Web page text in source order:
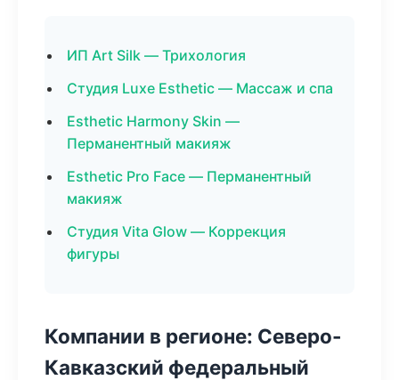
ИП Art Silk — Трихология
Студия Luxe Esthetic — Массаж и спа
Esthetic Harmony Skin —
Перманентный макияж
Esthetic Pro Face — Перманентный
макияж
Студия Vita Glow — Коррекция
фигуры
Компании в регионе: Северо-
Кавказский федеральный